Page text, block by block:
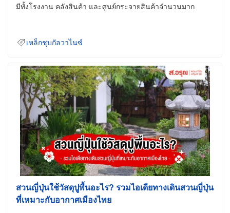
มีทั้งโรงงาน คลังสินค้า และศูนย์กระจายสินค้าจำนวนมาก
เหล็กชุบกัลวาไนซ์
สวนญี่ปุ่นใช้วัสดุปูพื้นอะไร? รวมไอเดียทางเดินสวนญี่ปุ่น
ที่เหมาะกับอากาศเมืองไทย